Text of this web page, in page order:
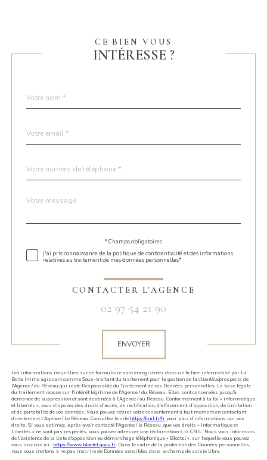
CE BIEN VOUS
INTÉRESSE ?
par
*
*
*
Fieldset
Message
*
* Champs obligatoires
j'ai pris connaissance de la politique de confidentialité et des informations
relatives au traitement de mes données personnelles*
CONTACTER L'AGENCE
02 97 54 21 90
ENVOYER
Les informations recueillies sur ce formulaire sont enregistrées dans un fichier informatisé par La
Boite Immo agissant comme Sous-traitant du traitement pour la gestion de la clientèle/prospects de
l'Agence / du Réseau qui reste Responsable du Traitement de vos Données personnelles. La base légale
du traitement repose sur l'intérêt légitime de l'Agence / du Réseau. Elles sont conservées jusqu'à
demande de suppression et sont destinées à l'Agence / au Réseau. Conformément à la loi « informatique
et libertés », vous disposez des droits d’accès, de rectification, d’effacement, d’opposition, de limitation
et de portabilité de vos données. Vous pouvez retirer votre consentement à tout moment en contactant
directement l’Agence / Le Réseau. Consultez le site https://cnil.fr/fr pour plus d’informations sur vos
droits. Si vous estimez, après avoir contacté l'Agence / le Réseau, que vos droits « Informatique et
Libertés » ne sont pas respectés, vous pouvez adresser une réclamation à la CNIL. Nous vous informons
de l’existence de la liste d'opposition au démarchage téléphonique « Bloctel », sur laquelle vous pouvez
vous inscrire ici : https://www.bloctel.gouv.fr. Dans le cadre de la protection des Données personnelles,
nous vous invitons à ne pas inscrire de Données sensibles dans le champ de saisie libre.